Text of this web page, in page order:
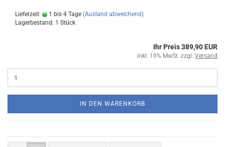
Lieferzeit: 1 bis 4 Tage (Ausland abweichend)
Lagerbestand: 1 Stück
Ihr Preis 389,90 EUR
inkl. 19% MwSt. zzgl. Versand
IN DEN WARENKORB